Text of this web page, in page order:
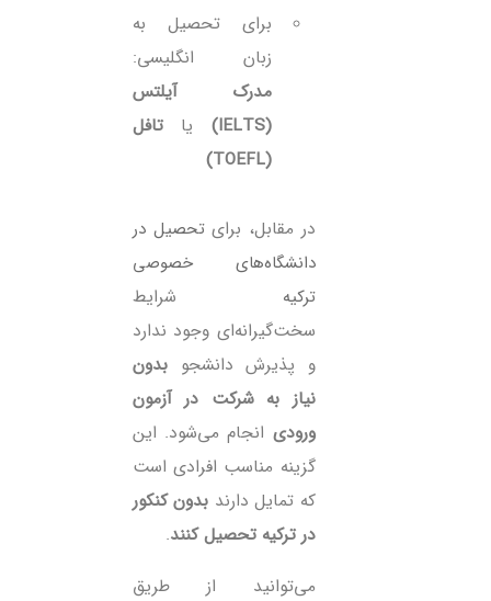
برای تحصیل به
زبان انگلیسی:
مدرک آیلتس
(IELTS)
یا تافل
(TOEFL)
در مقابل، برایتحصیل در
دانشگاه‌های خصوصی
ترکیه شرایط
سخت‌گیرانه‌ای وجود ندارد
و پذیرش دانشجو بدون
نیاز به شرکت در آزمون
ورودی انجام می‌شود. این
گزینه مناسب افرادی است
که تمایل دارند بدون کنکور
در ترکیه تحصیل کنند.
می‌توانید از طریق